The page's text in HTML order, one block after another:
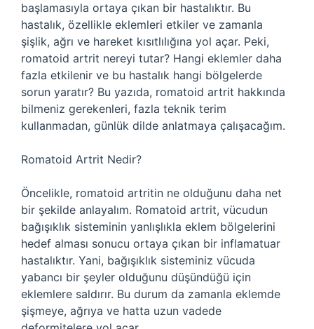
başlamasıyla ortaya çıkan bir hastalıktır. Bu
hastalık, özellikle eklemleri etkiler ve zamanla
şişlik, ağrı ve hareket kısıtlılığına yol açar. Peki,
romatoid artrit nereyi tutar? Hangi eklemler daha
fazla etkilenir ve bu hastalık hangi bölgelerde
sorun yaratır? Bu yazıda, romatoid artrit hakkında
bilmeniz gerekenleri, fazla teknik terim
kullanmadan, günlük dilde anlatmaya çalışacağım.
Romatoid Artrit Nedir?
Öncelikle, romatoid artritin ne olduğunu daha net
bir şekilde anlayalım. Romatoid artrit, vücudun
bağışıklık sisteminin yanlışlıkla eklem bölgelerini
hedef alması sonucu ortaya çıkan bir inflamatuar
hastalıktır. Yani, bağışıklık sisteminiz vücuda
yabancı bir şeyler olduğunu düşündüğü için
eklemlere saldırır. Bu durum da zamanla eklemde
şişmeye, ağrıya ve hatta uzun vadede